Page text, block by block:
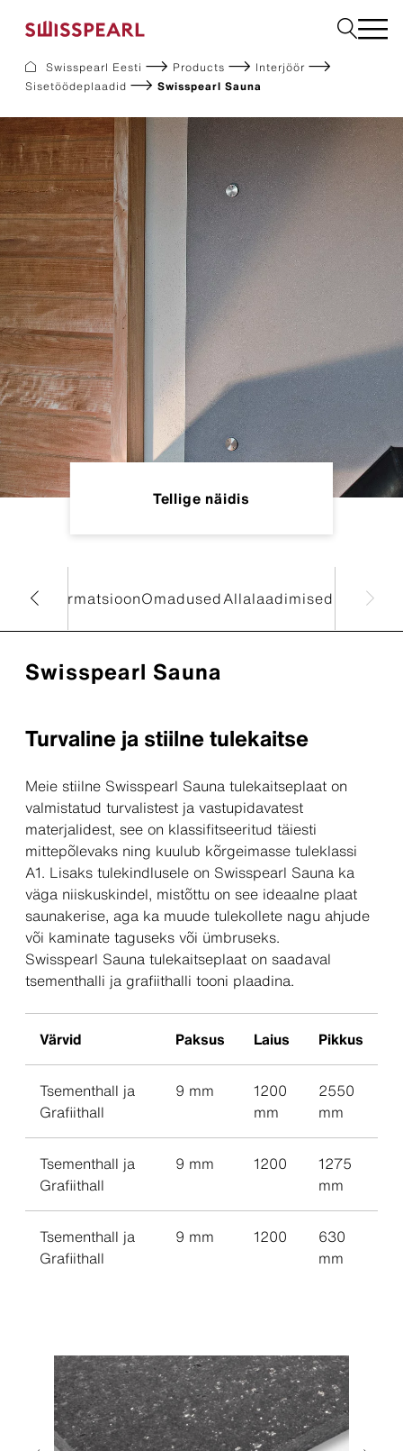
Ettevõte
Teenused
Inspiratsioon
Jätkusuutlikkus
Fassaadikatted
Katusekatted
Ehitusplaadid
Interjöör
Allalaadimine
Swisspearl Eesti Products
Interjöör
Sisetöödeplaadid
Swisspearl Sauna
Tellige näidis
informatsioonOmadusedAllalaadimised
Swisspearl Sauna
Turvaline ja stiilne tulekaitse
Meie stiilne Swisspearl Sauna tulekaitseplaat on
valmistatud turvalistest ja vastupidavatest
materjalidest, see on klassifitseeritud täiesti
mittepõlevaks ning kuulub kõrgeimasse tuleklassi
A1. Lisaks tulekindlusele on Swisspearl Sauna ka
väga niiskuskindel, mistõttu on see ideaalne plaat
saunakerise, aga ka muude tulekollete nagu ahjude
või kaminate taguseks või ümbruseks.
Swisspearl Sauna tulekaitseplaat on saadaval
tsementhalli ja grafiithalli tooni plaadina.
Värvid Paksus Laius Pikkus
Tsementhall ja
Grafiithall
9 mm
1200
mm
2550
mm
Tsementhall ja
Grafiithall
9 mm 1200
1275
mm
Tsementhall ja
Grafiithall
9 mm 1200
630
mm